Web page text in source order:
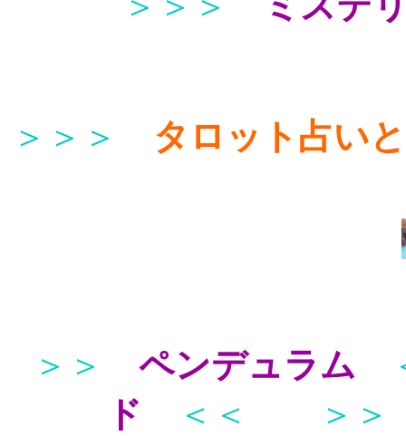
＞＞＞ タロット占い
＞＞ ペンデュラム
ド
＜＜ ＞＞